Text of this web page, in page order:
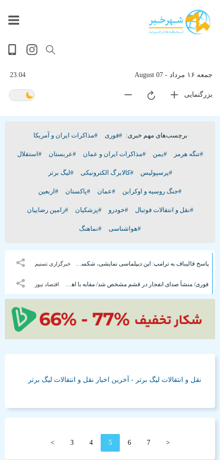
جمعه ۱۶ مرداد - 07 August 23.04
بزرگنمایی
پربیننده‌ترین
اخبار
آخرین
اخبار
پخش
زنده
داغ
ترین
سیاسی
ورزشی
اقتصادی
حوادث
گوناگون
تصویری
سلامت
جهان
فرهنگی
ویدیویی
بازار
برچسب‌های مهم خبری: #فوری #مذاکرات ایران و آمریکا
#تنگه هرمز #یمن #مذاکرات ایران و عمان #عربستان #استقلال
#پرسپولیس #کالابرگ الکترونیکی #لیگ برتر
#جنگ روسیه و اوکراین #عمان #پاکستان #اربعین
#نقل و انتقالات فوتبال #خودرو #پزشکیان #رامین رضاییان
#هواشناسی #نماهنگ
خبرگزاری تسنیم پاسخ قالیباف به ترامپ: این دیپلماسی نمایشی، شکست خورده است
اقتصاد نیوز فوری/ منشأ صدای انفجار در قشم مشخص شد/ مقابه با اهداف دشمن در ورودی تنگه هرمز
نقل و انتقالات لیگ برتر - آخرین اخبار نقل و انتقالات لیگ برتر
> 3 4 5 6 7 <